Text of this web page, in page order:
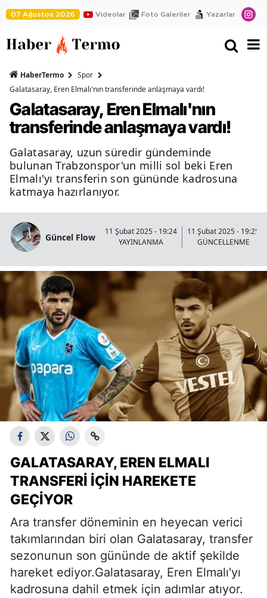
07 Ağustos 2026 Videolar Foto Galeriler Yazarlar
HaberTermo
Spor
Galatasaray, Eren Elmalı'nın transferinde anlaşmaya vardı!
Galatasaray, Eren Elmalı'nın
transferinde anlaşmaya vardı!
Galatasaray, uzun süredir gündeminde
bulunan Trabzonspor'un milli sol beki Eren
Elmalı'yı transferin son gününde kadrosuna
katmaya hazırlanıyor.
Güncel Flow
11 Şubat 2025 - 19:24
YAYINLANMA
11 Şubat 2025 - 19:25
GÜNCELLENME
GALATASARAY, EREN ELMALI
TRANSFERI İÇIN HAREKETE
GEÇIYOR
Ara transfer döneminin en heyecan verici
takımlarından biri olan Galatasaray, transfer
sezonunun son gününde de aktif şekilde
hareket ediyor.Galatasaray, Eren Elmalı'yı
kadrosuna dahil etmek için adımlar atıyor.